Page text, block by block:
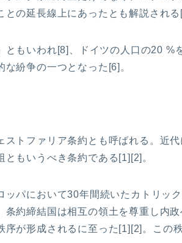
との延長線上にあったとも解説される
ともいわれ[8]、ドイツの人口の20 %
紛争の一つとなった[6]。
ストファリア条約とも呼ばれる。近
ともいうべき条約である[1][2]。
ッパにおいて30年間続いたカトリッ
条約締結国は相互の領土を尊重し内
序が形成されるに至った[1][2]。この